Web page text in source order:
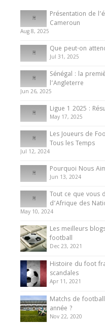
Tout ce que vous
d’Afrique des Nations
10 May 2024
Internationales
Présentation de
du Cameroun
8 August 2025
Présentation de
Cameroun
Aug 8, 2025
Que peut-on
Jul 31, 2025
Sénégal : la
l’Angleterre
Jun 26, 2025
Ligue 1 2025 :
May 17, 2025
Les Joueurs de
Tous les Temps
Jul 12, 2024
Pourquoi Nous
Jun 13, 2024
Tout ce que vous
d’Afrique des
May 10, 2024
Les meilleurs
football
Dec 23, 2021
Histoire du foot
scandales
Apr 11, 2021
Matchs de
année ?
Nov 22, 2020